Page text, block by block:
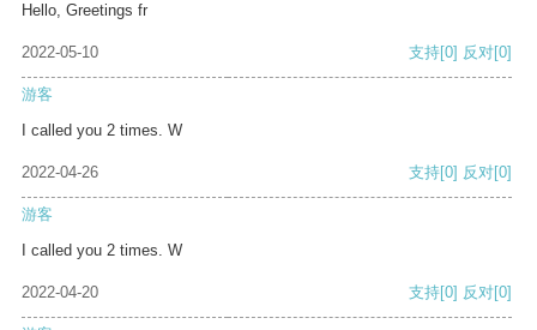
Hello, Greetings fr
2022-05-10 支持[0] 反对[0]
游客
I called you 2 times. W
2022-04-26 支持[0] 反对[0]
游客
I called you 2 times. W
2022-04-20 支持[0] 反对[0]